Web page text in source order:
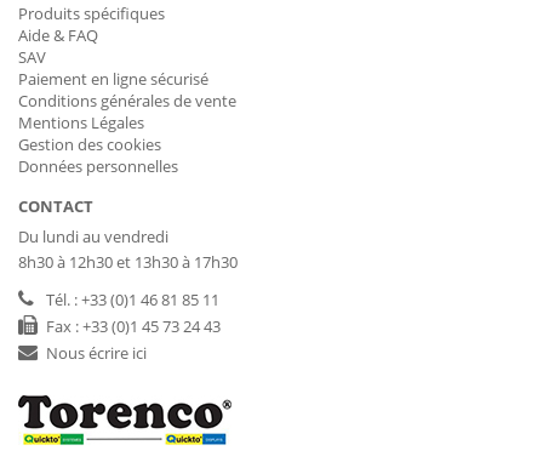
Produits spécifiques
Aide & FAQ
SAV
Paiement en ligne sécurisé
Conditions générales de vente
Mentions Légales
Gestion des cookies
Données personnelles
CONTACT
Du lundi au vendredi
8h30 à 12h30 et 13h30 à 17h30
Tél. : +33 (0)1 46 81 85 11
Fax : +33 (0)1 45 73 24 43
Nous écrire ici